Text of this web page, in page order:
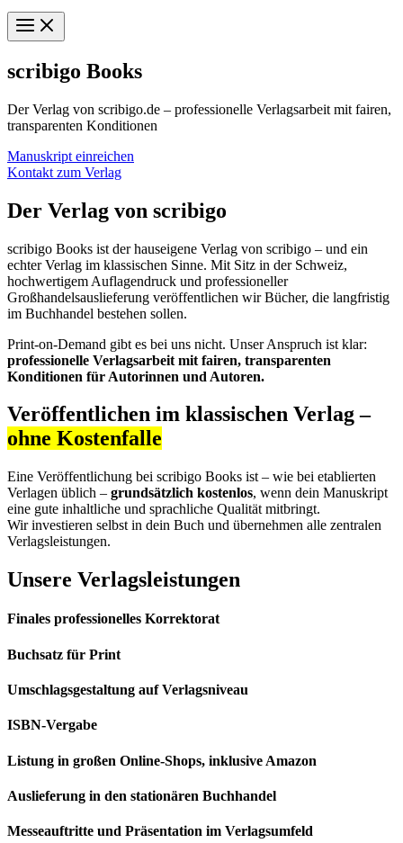
scribigo Books
Der Verlag von scribigo.de – professionelle Verlagsarbeit mit fairen,
transparenten Konditionen
Manuskript einreichen
Kontakt zum Verlag
Der Verlag von scribigo
scribigo Books ist der hauseigene Verlag von scribigo – und ein
echter Verlag im klassischen Sinne. Mit Sitz in der Schweiz,
hochwertigem Auflagendruck und professioneller
Großhandelsauslieferung veröffentlichen wir Bücher, die langfristig
im Buchhandel bestehen sollen.
Print-on-Demand gibt es bei uns nicht. Unser Anspruch ist klar:
professionelle Verlagsarbeit mit fairen, transparenten
Konditionen für Autorinnen und Autoren.
Veröffentlichen im klassischen Verlag –
ohne Kostenfalle
Eine Veröffentlichung bei scribigo Books ist – wie bei etablierten
Verlagen üblich – grundsätzlich kostenlos, wenn dein Manuskript
eine gute inhaltliche und sprachliche Qualität mitbringt.
Wir investieren selbst in dein Buch und übernehmen alle zentralen
Verlagsleistungen.
Unsere Verlagsleistungen
Finales professionelles Korrektorat
Buchsatz für Print
Umschlagsgestaltung auf Verlagsniveau
ISBN-Vergabe
Listung in großen Online-Shops, inklusive Amazon
Auslieferung in den stationären Buchhandel
Messeauftritte und Präsentation im Verlagsumfeld